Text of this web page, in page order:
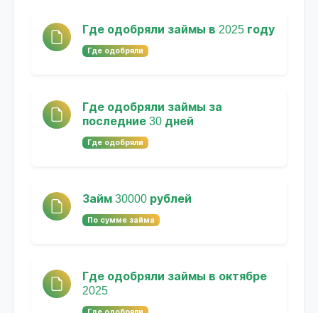
Где одобряли займы в 2025 году
Где одобряли
Где одобряли займы за
последние 30 дней
Где одобряли
Займ 30000 рублей
По сумме займа
Где одобряли займы в октябре
2025